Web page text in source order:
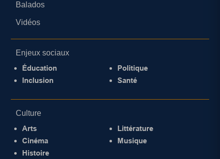
Balados
Vidéos
Enjeux sociaux
Éducation
Inclusion
Politique
Santé
Culture
Arts
Cinéma
Histoire
Littérature
Musique